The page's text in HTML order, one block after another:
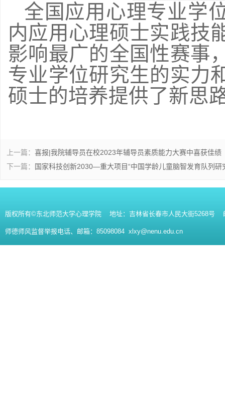
全国应用心理专业学
内应用心理硕士实践技
影响最广的全国性赛事
专业学位研究生的实力
硕士的培养提供了新思
上一篇： 喜报|我院辅导员在校2023年辅导员素质能力大赛中喜获佳绩
下一篇：
国家科技创新2030—重大项目“中国学龄儿童脑智发育队列
版权所有©东北师范大学心理学院 地址：吉林省长春市人民大街5268号
师德师风监督举报电话、邮箱：85098084 xlxy@nenu.edu.cn